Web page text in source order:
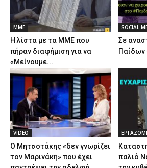
ΜΜΕ
Η λίστα με τα ΜΜΕ που
πήραν διαφήμιση για να
«Μείνουμε...
SOCIAL
Σε
Παίδων
VIDEO
Ο Μητσοτάκης «δεν γνωρίζει
τον Μαρινάκη» που έχει
παλιό